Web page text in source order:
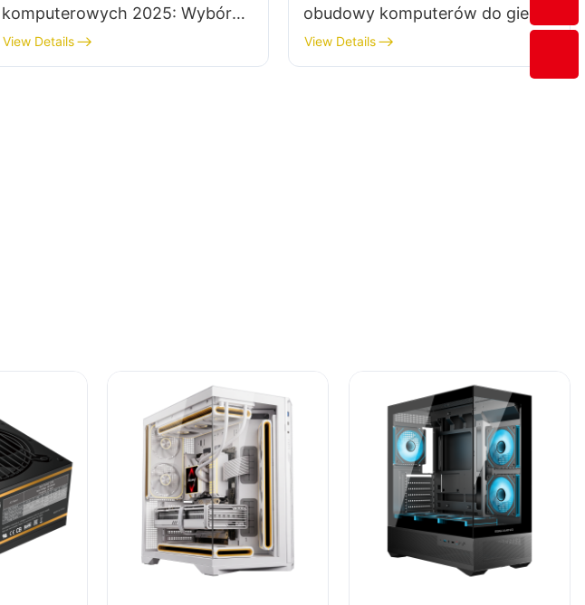
komputerowych 2025: Wybór
odpowiedniego zasilacza do
komputera HTPC klasy high-end
View Details
obudowy komputerów do gier
przeznaczonych do pracy w
środowisku o wysokiej
View Details